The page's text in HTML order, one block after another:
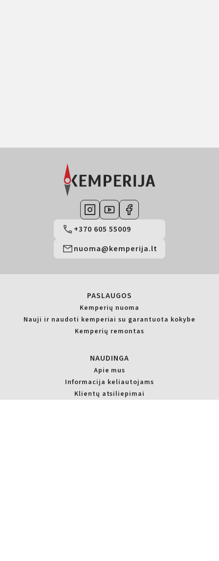
+370 605 55009
nuoma@kemperija.lt
PASLAUGOS
Kemperių nuoma
Nauji ir naudoti kemperiai su garantuota kokybe
Kemperių remontas
NAUDINGA
Apie mus
Informacija keliautojams
Klientų atsiliepimai